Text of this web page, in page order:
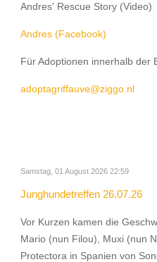
Andres' Rescue Story (Video)
Andres (Facebook)
Für Adoptionen innerhalb der
adoptagriffauve@ziggo.nl
Samstag, 01 August 2026 22:59
Junghundetreffen 26.07.26
Vor Kurzen kamen die
Mario (nun Filou), Muxi (nun
Protectora in Spanien von